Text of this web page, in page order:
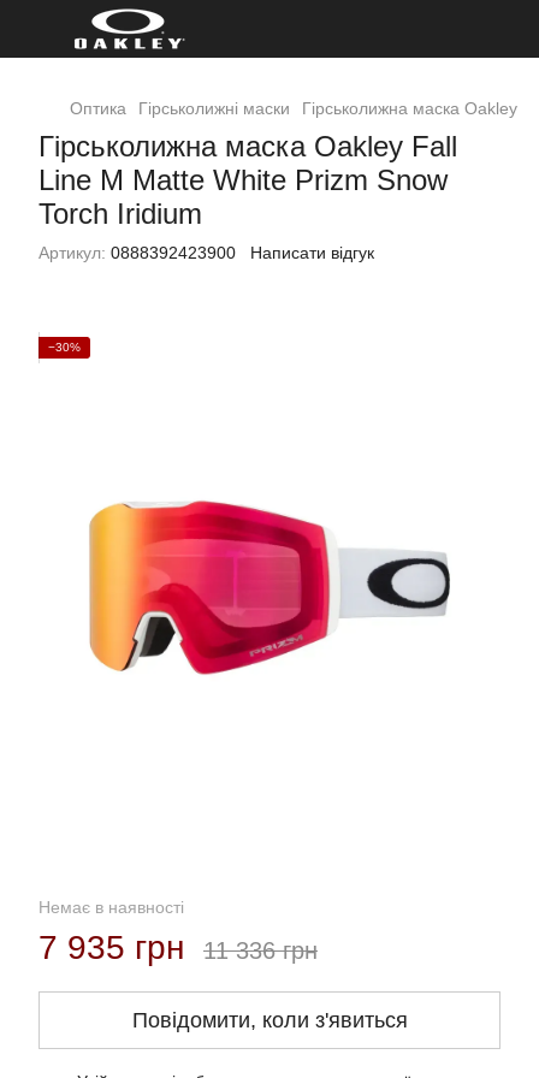
Оптика Гірськолижні маски Гірськолижна маска Oakley
Гірськолижна маска Oakley Fall
Line M Matte White Prizm Snow
Torch Iridium
Артикул: 0888392423900 Написати відгук
−30%
Немає в наявності
7 935 грн 11 336 грн
Повідомити, коли з'явиться